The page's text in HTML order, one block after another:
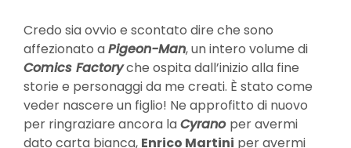
Credo sia ovvio e scontato dire che sono
affezionato aPigeon-Man, un intero volume di
Comics Factoryche ospita dall’inizio alla fine
storie e personaggi da me creati. È stato come
veder nascere un figlio! Ne approfitto di nuovo
per ringraziare ancora laCyrano per avermi
dato carta bianca, Enrico Martini per avermi